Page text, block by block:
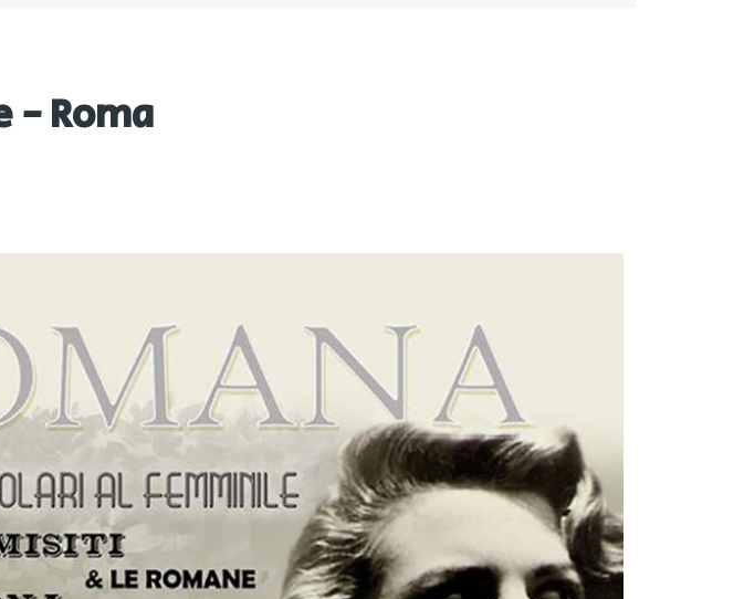
- Roma